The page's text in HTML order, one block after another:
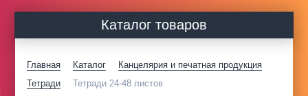
Каталог товаров
Главная Каталог
Канцелярия и печатная продукция
Тетради
Тетради 24-48 листов